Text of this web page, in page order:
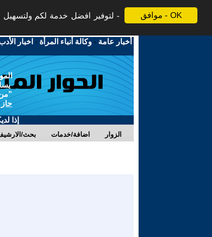
موافق - OK
لتوفير افضل خدمة لكم ولتسهيل
أخبار عامة -وكالة أنباء المرأة - اخبار
"من
حاز
إذا
بحث/ اضافة/خدمات الزوار